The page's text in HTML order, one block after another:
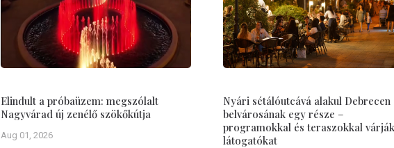
Elindult a próbaüzem: megszólalt
Nagyvárad új zenélő szökőkútja
Aug 01, 2026
Nyári sétálóutcává alakul Debrecen
belvárosának egy része –
programokkal és teraszokkal
látogatókat